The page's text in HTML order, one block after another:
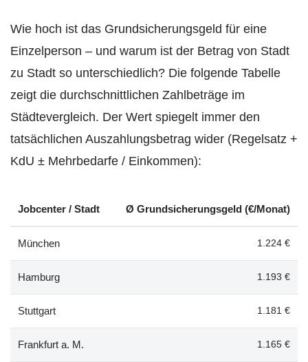
Wie hoch ist das Grundsicherungsgeld für eine
Einzelperson – und warum ist der Betrag von Stadt
zu Stadt so unterschiedlich? Die folgende Tabelle
zeigt die durchschnittlichen Zahlbeträge im
Städtevergleich. Der Wert spiegelt immer den
tatsächlichen Auszahlungsbetrag wider (Regelsatz +
KdU ± Mehrbedarfe / Einkommen):
Jobcenter / Stadt Ø Grundsicherungsgeld (€/Monat)
München 1.224 €
Hamburg 1.193 €
Stuttgart 1.181 €
Frankfurt a. M. 1.165 €